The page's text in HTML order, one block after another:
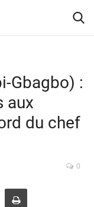
Gbagbo) :
aux
du chef
0